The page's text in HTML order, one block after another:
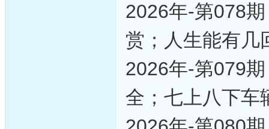
2026年-第078
赏；人生能有几
2026年-第079
全；七上八下车